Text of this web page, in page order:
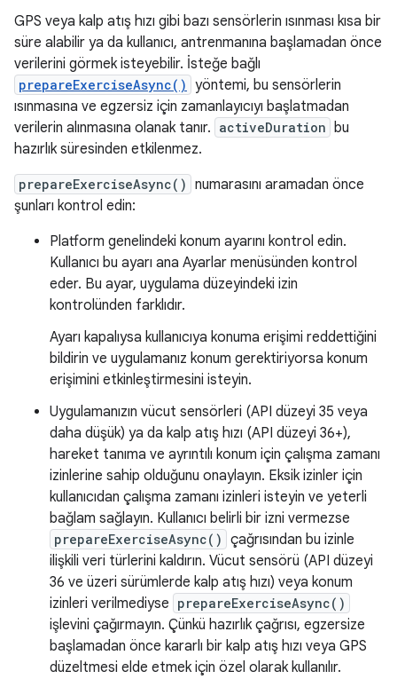
GPS veya kalp atış hızı gibi bazı sensörlerin ısınması kısa bir
süre alabilir ya da kullanıcı, antrenmanına başlamadan önce
verilerini görmek isteyebilir. İsteğe bağlı
prepareExerciseAsync() yöntemi, bu sensörlerin
ısınmasına ve egzersiz için zamanlayıcıyı başlatmadan
verilerin alınmasına olanak tanır. activeDuration bu
hazırlık süresinden etkilenmez.
prepareExerciseAsync() numarasını aramadan önce
şunları kontrol edin:
Platform genelindeki konum ayarını kontrol edin.
Kullanıcı bu ayarı ana Ayarlar menüsünden kontrol
eder. Bu ayar, uygulama düzeyindeki izin
kontrolünden farklıdır.
Ayarı kapalıysa kullanıcıya konuma erişimi reddettiğini
bildirin ve uygulamanız konum gerektiriyorsa konum
erişimini etkinleştirmesini isteyin.
Uygulamanızın vücut sensörleri (API düzeyi 35 veya
daha düşük) ya da kalp atış hızı (API düzeyi 36+),
hareket tanıma ve ayrıntılı konum için çalışma zamanı
izinlerine sahip olduğunu onaylayın. Eksik izinler için
kullanıcıdan çalışma zamanı izinleri isteyin ve yeterli
bağlam sağlayın. Kullanıcı belirli bir izni vermezse
prepareExerciseAsync() çağrısından bu izinle
ilişkili veri türlerini kaldırın. Vücut sensörü (API düzeyi
36 ve üzeri sürümlerde kalp atış hızı) veya konum
izinleri verilmediyse prepareExerciseAsync()
işlevini çağırmayın. Çünkü hazırlık çağrısı, egzersize
başlamadan önce kararlı bir kalp atış hızı veya GPS
düzeltmesi elde etmek için özel olarak kullanılır.